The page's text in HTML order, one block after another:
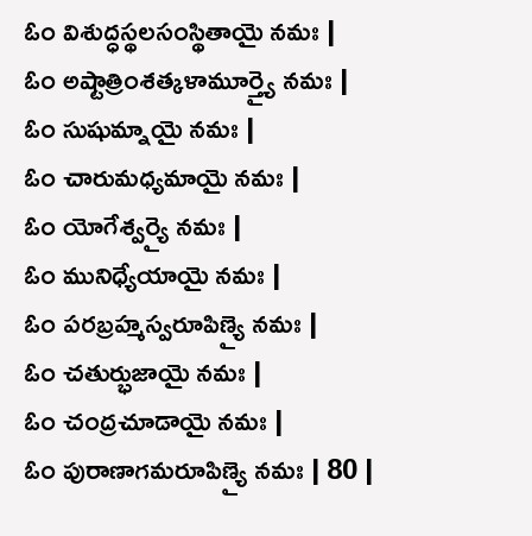
ఓం విశుద్ధస్థలసంస్థితాయై నమః |
ఓం అష్టాత్రింశత్కళామూర్త్యై నమః |
ఓం సుషుమ్నాయై నమః |
ఓం చారుమధ్యమాయై నమః |
ఓం యోగేశ్వర్యై నమః |
ఓం మునిధ్యేయాయై నమః |
ఓం పరబ్రహ్మస్వరూపిణ్యై నమః |
ఓం చతుర్భుజాయై నమః |
ఓం చంద్రచూడాయై నమః |
ఓం పురాణాగమరూపిణ్యై నమః | 80 |